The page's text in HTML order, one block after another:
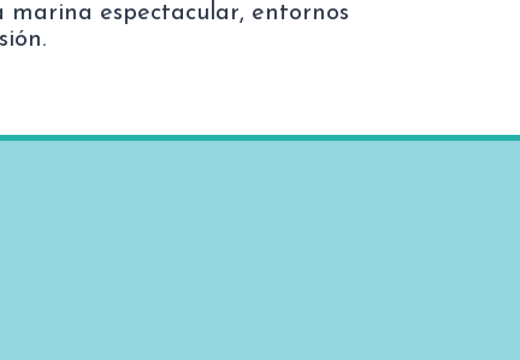
marina espectacular, entornos